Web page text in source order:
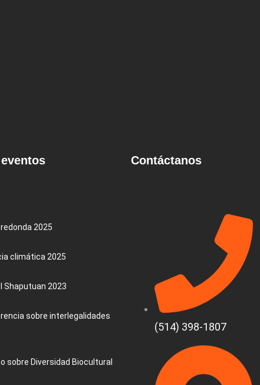
2025
climática 2025
Shaputuan 2023
sobre interlegalidades
sobre Diversidad Biocultural
Contáctanos
(514) 398-1807